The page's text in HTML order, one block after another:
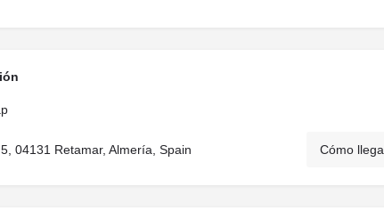
04131 Retamar, Almería, Spain Cómo